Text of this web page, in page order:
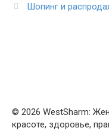
Шопинг и
© 2026 WestSharm:
красоте, здоровье,